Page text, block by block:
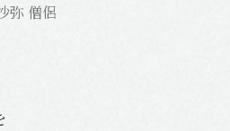
弥 僧侶